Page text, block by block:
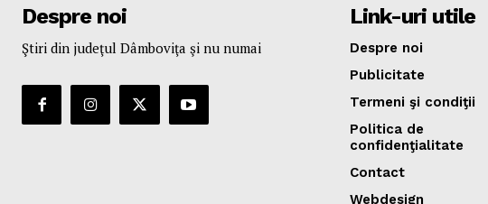
Despre noi
Ştiri din judeţul Dâmboviţa şi nu numai
Link-uri utile
Despre noi
Publicitate
Termeni şi condiţii
Politica de
confidenţialitate
Contact
Webdesign